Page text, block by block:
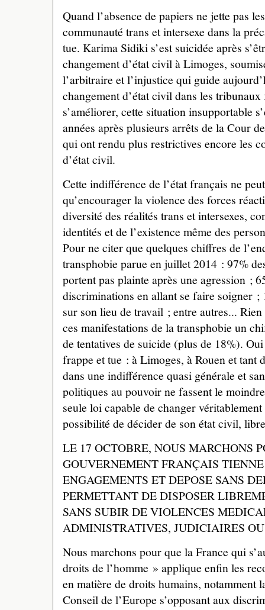
Quand l’absence de papiers ne jette pas
communauté trans et intersexe dans la
tue. Karima Sidiki s’est suicidée après
changement d’état civil à Limoges,
l’arbitraire et l’injustice qui guide
changement d’état civil dans les
s’améliorer, cette situation insupportable
années après plusieurs arrêts de la Cour
qui ont rendu plus restrictives encore les
d’état civil.
Cette indifférence de l’état français ne
qu’encourager la violence des forces
diversité des réalités trans et intersexes,
identités et de l’existence même des
Pour ne citer que quelques chiffres de
transphobie parue en juillet 2014 : 97%
portent pas plainte après une agression ;
discriminations en allant se faire soigner ;
sur son lieu de travail ; entre autres...
ces manifestations de la transphobie un
de tentatives de suicide (plus de 18%).
frappe et tue : à Limoges, à Rouen et tant
dans une indifférence quasi générale et
politiques au pouvoir ne fassent le
seule loi capable de changer
possibilité de décider de son état civil,
LE 17 OCTOBRE, NOUS MARCHONS
GOUVERNEMENT FRANÇAIS
ENGAGEMENTS ET DEPOSE SANS
PERMETTANT DE DISPOSER
SANS SUBIR DE VIOLENCES
ADMINISTRATIVES, JUDICIAIRES
Nous marchons pour que la France qui
droits de l’homme » applique enfin les
en matière de droits humains, notamment
Conseil de l’Europe s’opposant aux